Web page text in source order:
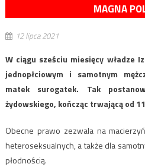
MAGNA
12 lipca 2021
W ciągu sześciu miesięcy władze
jednopłciowym i samotnym
matek surogatek. Tak
żydowskiego, kończąc trwającą od
Obecne prawo zezwala na
heteroseksualnych, a także dla
płodnością.